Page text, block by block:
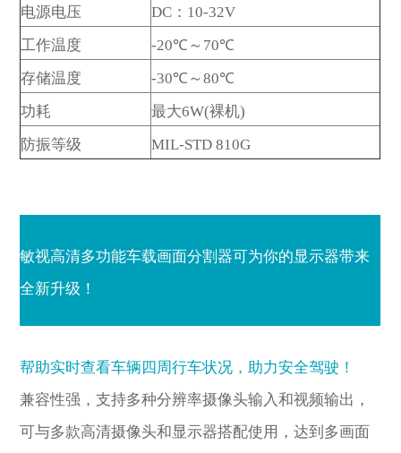
电源电压
DC：10-32V
工作温度
-20℃～70℃
存储温度
-30℃～80℃
功耗
最大6W(裸机)
防振等级
MIL-STD 810G
敏视高清多功能车载画面分割器可为你的显示器带来
全新升级！
帮助实时查看车辆四周行车状况，助力安全驾驶！
兼容性强，支持多种分辨率摄像头输入和视频输出，
可与多款高清摄像头和显示器搭配使用，达到多画面